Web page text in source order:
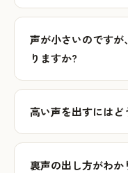
声が小さいのです
りますか?
高い声を出すにはど
裏声の出し方がわか